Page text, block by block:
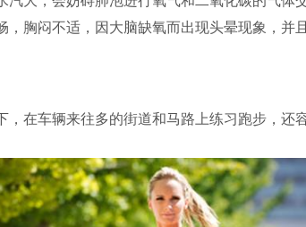
胸闷不适，因大脑缺氧而出现头晕现象，并
在车辆来往多的街道和马路上练习跑步，还